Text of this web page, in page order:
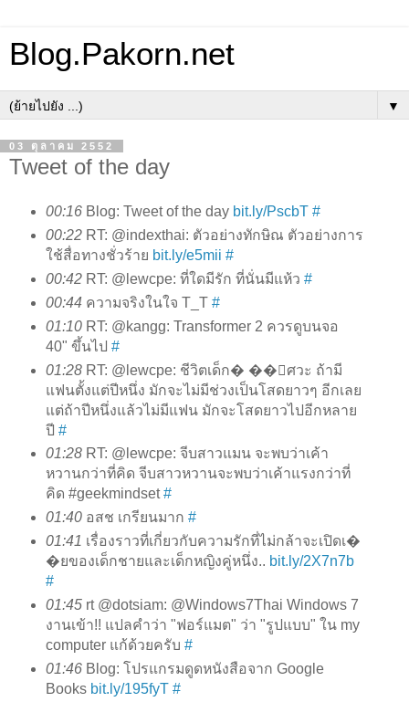
Blog.Pakorn.net
▼
03 ตุลาคม 2552
Tweet of the day
00:16Blog: Tweet of the day bit.ly/PscbT #
00:22RT: @indexthai: ตัวอย่างทักษิณ ตัวอย่างการ
ใช้สื่อทางชั่วร้าย bit.ly/e5mii #
00:42RT: @lewcpe: ที่ใดมีรัก ที่นั่นมีแห้ว #
00:44ความจริงในใจ T_T #
01:10RT: @kangg: Transformer 2 ควรดูบนจอ
40" ขึ้นไป #
01:28RT: @lewcpe: ชีวิตเด็ก� ��ิศวะ ถ้ามี
แฟนตั้งแต่ปีหนึ่ง มักจะไม่มีช่วงเป็นโสดยาวๆ อีกเลย
แต่ถ้าปีหนึ่งแล้วไม่มีแฟน มักจะโสดยาวไปอีกหลาย
ปี #
01:28RT: @lewcpe: จีบสาวแมน จะพบว่าเค้า
หวานกว่าที่คิด จีบสาวหวานจะพบว่าเค้าแรงกว่าที่
คิด #geekmindset#
01:40อสช เกรียนมาก #
01:41 เรื่องราวที่เกี่ยวกับความรักที่ไม่กล้าจะเปิดเ�
�ยของเด็กชายและเด็กหญิงคู่หนึ่ง.. bit.ly/2X7n7b
#
01:45rt @dotsiam: @Windows7Thai Windows 7
งานเข้า!! แปลคำว่า "ฟอร์แมต" ว่า "รูปแบบ" ใน my
computer แก้ด้วยครับ #
01:46Blog: โปรแกรมดูดหนังสือจาก Google
Books bit.ly/195fyT #